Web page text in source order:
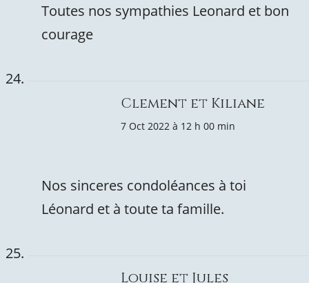
Toutes nos sympathies Leonard et bon
courage
Clement et Kiliane
7 Oct 2022 à 12 h 00 min
Nos sinceres condoléances à toi
Léonard et à toute ta famille.
Louise et Jules